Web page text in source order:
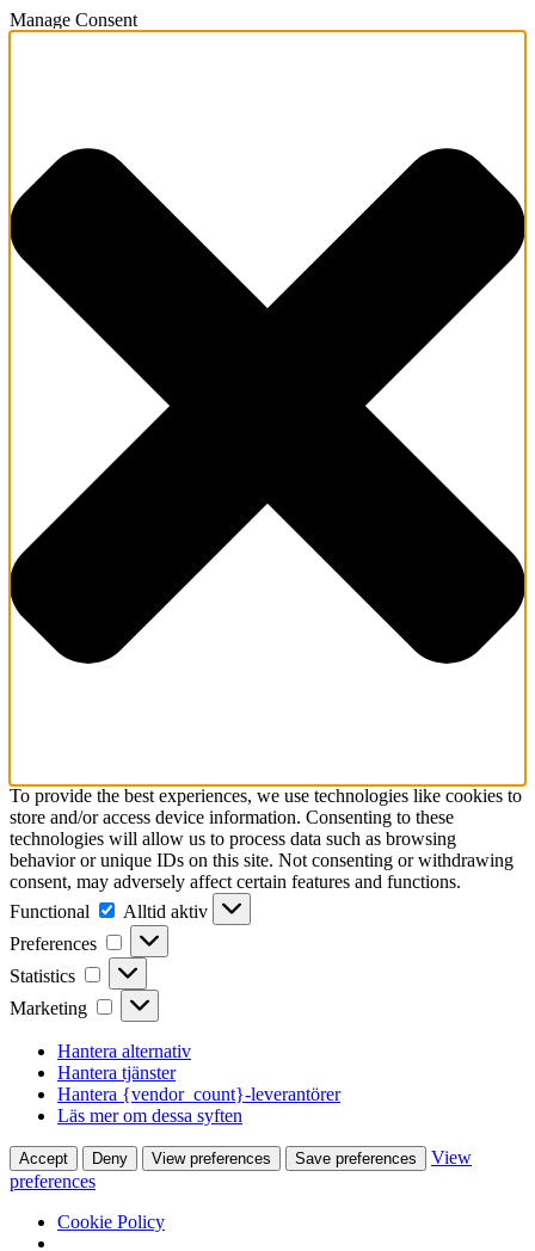
Manage Consent
To provide the best experiences, we use technologies like cookies to
store and/or access device information. Consenting to these
technologies will allow us to process data such as browsing
behavior or unique IDs on this site. Not consenting or withdrawing
consent, may adversely affect certain features and functions.
Functional
Functional
Alltid aktiv
Preferences
Preferences
Statistics Statistics
Marketing Marketing
Hantera alternativ
Hantera tjänster
Hantera {vendor_count}-leverantörer
Läs mer om dessa syften
Accept Deny View preferences Save preferences
View
preferences
Cookie Policy